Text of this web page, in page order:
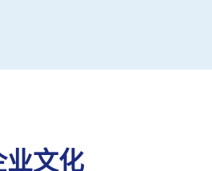
业文化